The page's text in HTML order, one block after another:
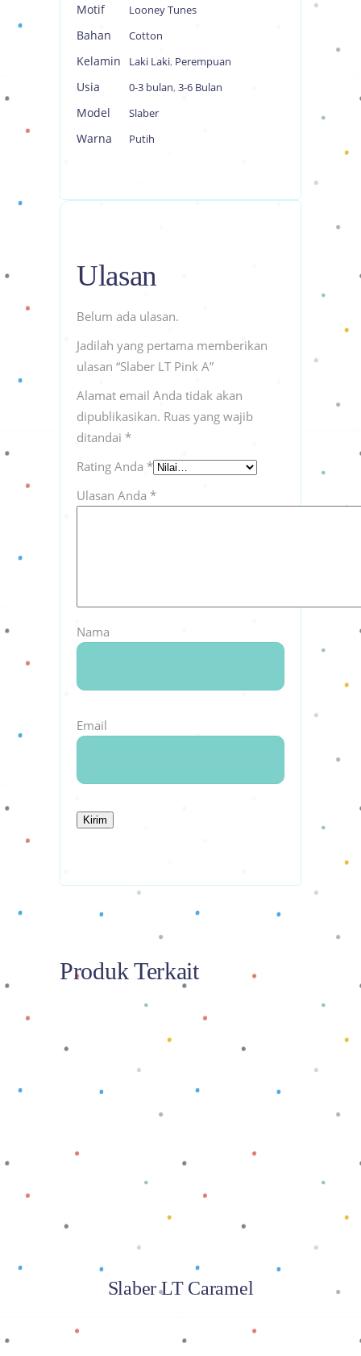
Motif Looney Tunes
Bahan Cotton
Kelamin Laki Laki, Perempuan
Usia 0-3 bulan, 3-6 Bulan
Model Slaber
Warna Putih
Ulasan
Belum ada ulasan.
Jadilah yang pertama memberikan
ulasan “Slaber LT Pink A”
Alamat email Anda tidak akan
dipublikasikan. Ruas yang wajib
ditandai *
Rating Anda *
Ulasan Anda *
Nama
Email
Produk Terkait
Slaber LT Caramel